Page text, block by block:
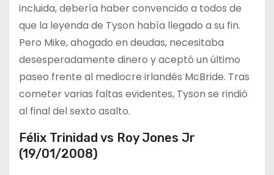
incluida, debería haber convencido a todos de
que la leyenda de Tyson había llegado a su fin.
Pero Mike, ahogado en deudas, necesitaba
desesperadamente dinero y aceptó un último
paseo frente al mediocre irlandés McBride. Tras
cometer varias faltas evidentes, Tyson se rindió
al final del sexto asalto.
Félix Trinidad vs Roy Jones Jr
(19/01/2008)